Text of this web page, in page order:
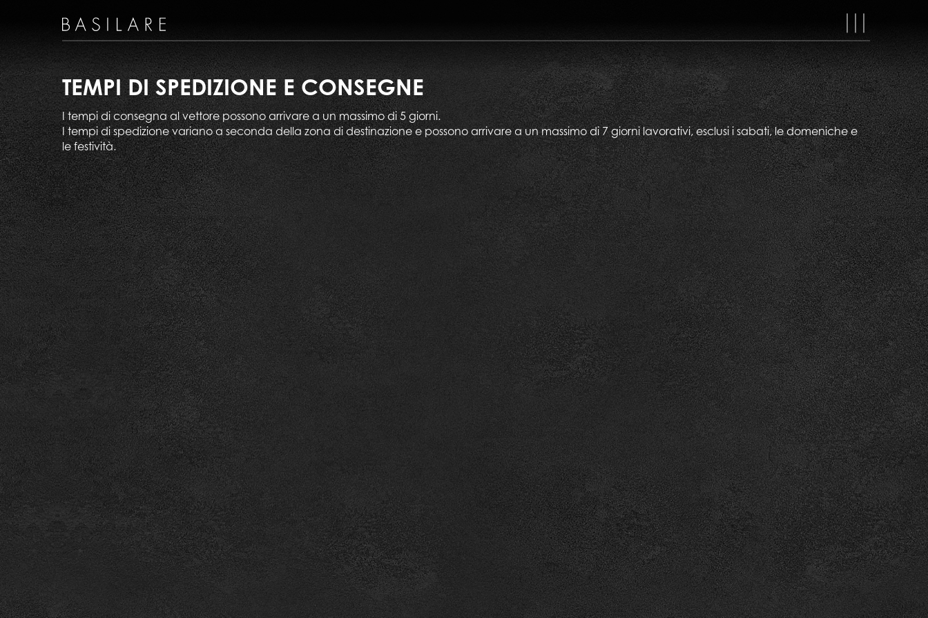
MAIN
TEMPI DI SPEDIZIONE E CONSEGNE
I tempi di consegna al vettore possono arrivare a un massimo di 5 giorni.
I tempi di spedizione variano a seconda della zona di destinazione e possono arrivare a un massimo di 7 giorni lavorativi, esclusi i sabati, le domeniche e
le festività.